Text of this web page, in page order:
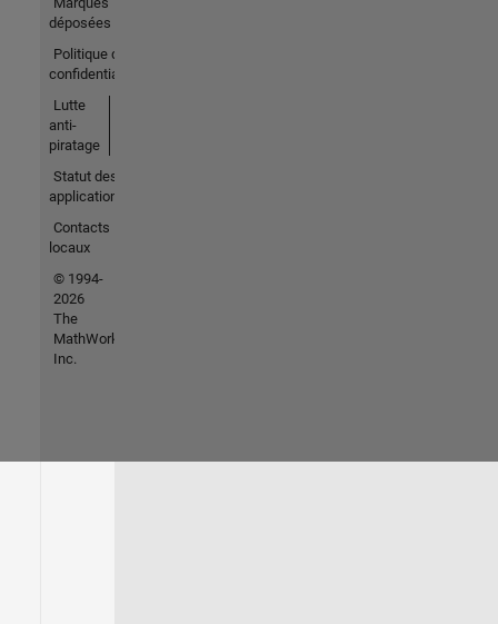
déposées
Politique de
confidentialité
Lutte
anti-
piratage
Statut des
applications
Contacts
locaux
© 1994-
2026
The
MathWorks,
Inc.